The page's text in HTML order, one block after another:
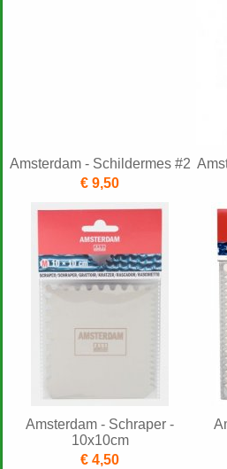
Amsterdam - Schildermes #2
€ 9,50
Amsterdam - Schraper -
10x10cm
€ 4,50